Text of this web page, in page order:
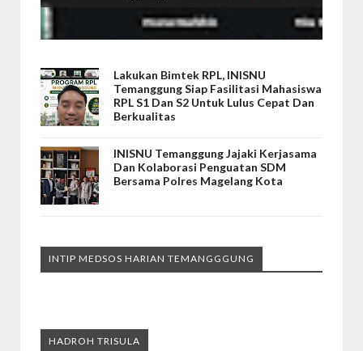
Lakukan Bimtek RPL, INISNU
Temanggung Siap Fasilitasi Mahasiswa
RPL S1 Dan S2 Untuk Lulus Cepat Dan
Berkualitas
INISNU Temanggung Jajaki Kerjasama
Dan Kolaborasi Penguatan SDM
Bersama Polres Magelang Kota
INTIP MEDSOS HARIAN TEMANGGGUNG
HADROH TRISULA